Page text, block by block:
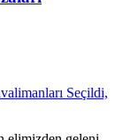
Seçildi,